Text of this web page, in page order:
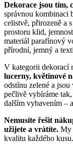
Dekorace jsou tím,
správnou kombinaci
celistvě, přirozeně a
prostoru klid,
materiál parafínový
přírodní, jemný a
V kategorii dekorací
lucerny, květinové
odstínu zelené a
pečlivě vybíráme
dalším vybavením –
Nemusíte řešit
užijete a vrátíte. My
kvalitu každého kusu.